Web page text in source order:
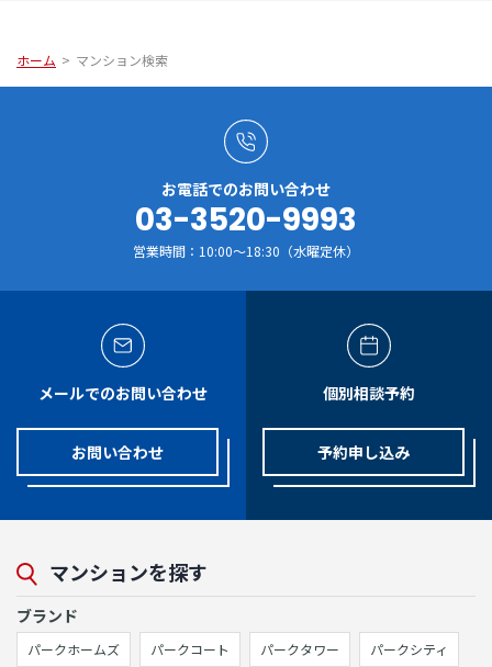
ホーム > マンション検索
お電話でのお問い合わせ
03-3520-9993
営業時間：10:00～18:30（水曜定休）
メールでのお問い合わせ
お問い合わせ
個別相談予約
予約申し込み
マンションを探す
ブランド
パークホームズ パークコート パークタワー パークシティ